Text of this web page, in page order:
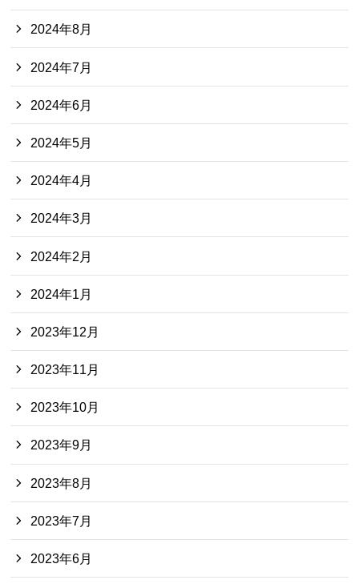
2024年8月
2024年7月
2024年6月
2024年5月
2024年4月
2024年3月
2024年2月
2024年1月
2023年12月
2023年11月
2023年10月
2023年9月
2023年8月
2023年7月
2023年6月